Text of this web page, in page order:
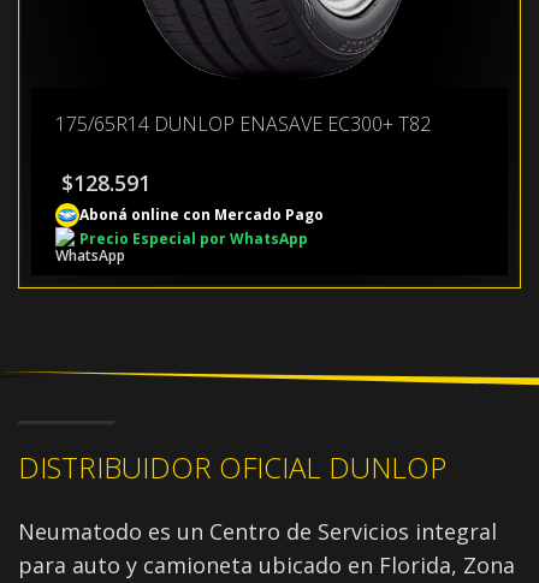
175/65R14 DUNLOP ENASAVE EC300+ T82
$128.591
Aboná online con Mercado Pago
Precio Especial por WhatsApp
DISTRIBUIDOR OFICIAL DUNLOP
Neumatodo es un Centro de Servicios integral
para auto y camioneta ubicado en Florida, Zona